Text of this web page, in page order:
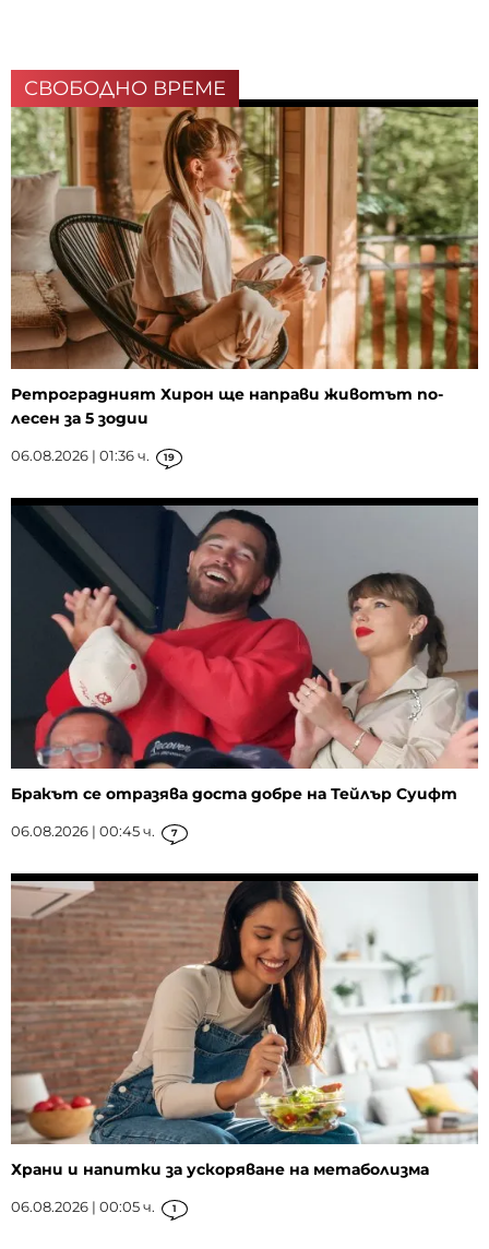
СВОБОДНО ВРЕМЕ
Ретроградният Хирон ще направи животът по-
лесен за 5 зодии
06.08.2026 | 01:36 ч. 19
Бракът се отразява доста добре на Тейлър Суифт
06.08.2026 | 00:45 ч. 7
Храни и напитки за ускоряване на метаболизма
06.08.2026 | 00:05 ч. 1